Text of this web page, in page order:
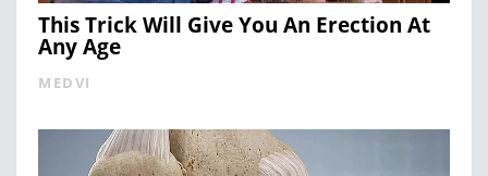
This Trick Will Give You An Erection At
Any Age
MEDVI